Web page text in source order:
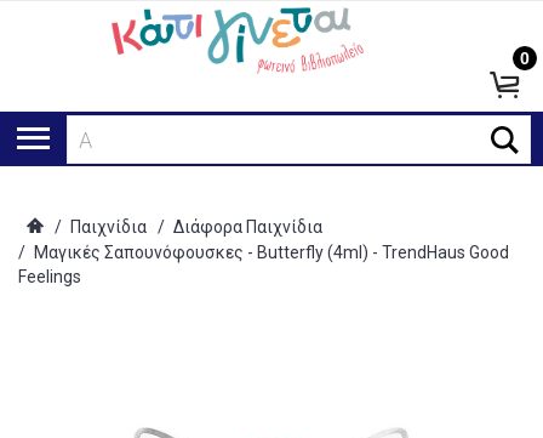
Αναζ
0
/ Παιχνίδια / Διάφορα Παιχνίδια
/ Μαγικές Σαπουνόφουσκες - Butterfly (4ml) - TrendHaus Good
Feelings